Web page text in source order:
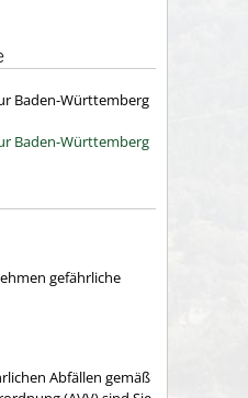
Baden-Württemberg
Baden-Württemberg
gefährliche
Abfällen gemäß